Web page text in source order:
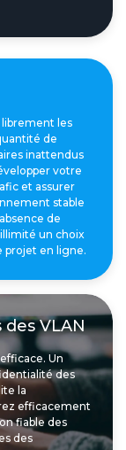
les
de
inattendus
votre
et assurer
stable
de
un choix
projet en ligne.
VLAN
Un
des
la
efficacement
fiable des
des